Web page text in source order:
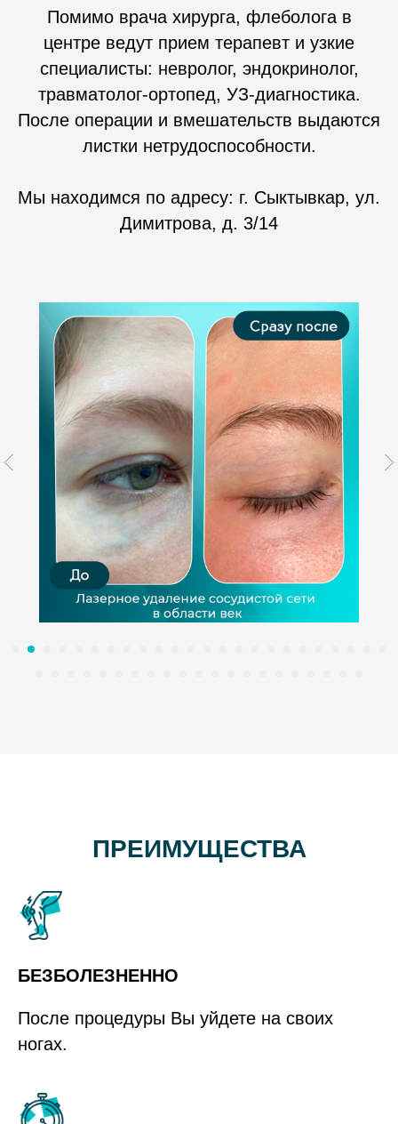
Помимо врача хирурга, флеболога в
центре ведут прием терапевт и узкие
специалисты: невролог, эндокринолог,
травматолог-ортопед, УЗ-диагностика.
После операции и вмешательств выдаются
листки нетрудоспособности.
Мы находимся по адресу: г. Сыктывкар, ул.
Димитрова, д. 3/14
ПРЕИМУЩЕСТВА
БЕЗБОЛЕЗНЕННО
После процедуры Вы уйдете на своих
ногах.